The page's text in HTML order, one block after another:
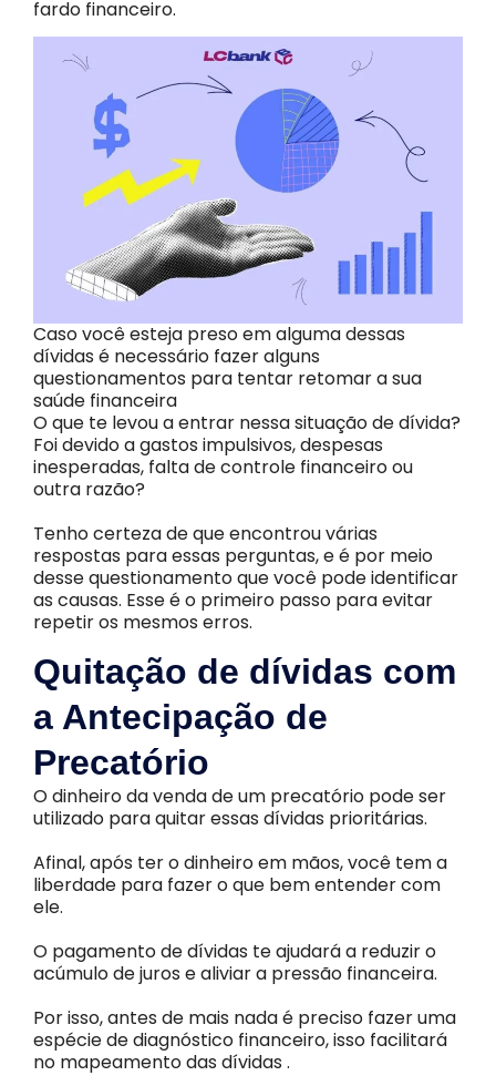
fardo financeiro.
Caso você esteja preso em alguma dessas
dívidas é necessário fazer alguns
questionamentos para tentar retomar a sua
saúde financeira
O que te levou a entrar nessa situação de dívida?
Foi devido a gastos impulsivos, despesas
inesperadas, falta de controle financeiro ou
outra razão?
Tenho certeza de que encontrou várias
respostas para essas perguntas, e é por meio
desse questionamento que você pode identificar
as causas. Esse é o primeiro passo para evitar
repetir os mesmos erros.
Quitação de dívidas com
a Antecipação de
Precatório
O dinheiro da venda de um precatório pode ser
utilizado para quitar essas dívidas prioritárias.
Afinal, após ter o dinheiro em mãos, você tem a
liberdade para fazer o que bem entender com
ele.
O pagamento de dívidas te ajudará a reduzir o
acúmulo de juros e aliviar a pressão financeira.
Por isso, antes de mais nada é preciso fazer uma
espécie de diagnóstico financeiro, isso facilitará
no mapeamento das dívidas .